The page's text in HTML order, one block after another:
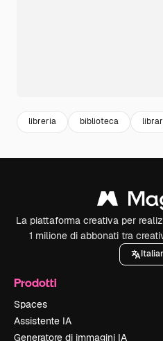
libreria biblioteca
La piattaforma creativa per
1 milione di abbonati tra
Prodotti
Spaces
Assistente IA
Generatore di immagini IA